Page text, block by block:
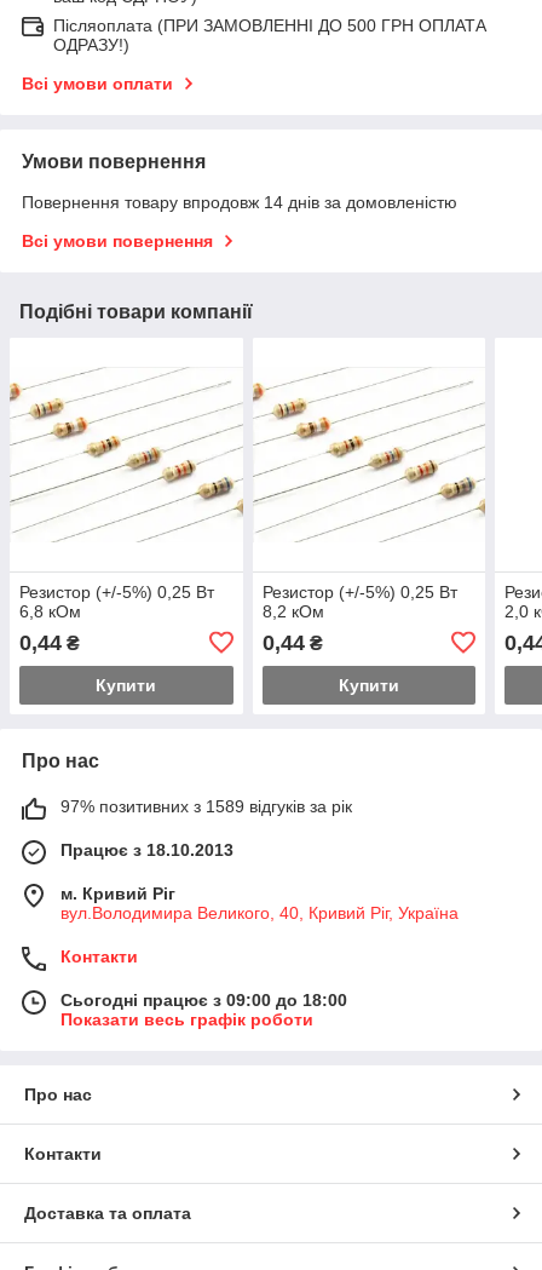
Післяоплата (ПРИ ЗАМОВЛЕННІ ДО 500 ГРН ОПЛАТА
ОДРАЗУ!)
Всі умови оплати
Умови повернення
Повернення товару впродовж 14 днів за домовленістю
Всі умови повернення
Подібні товари компанії
Резистор (+/-5%) 0,25 Вт
6,8 кОм
0,44 ₴
Купити
Резистор (+/-5%) 0,25 Вт
8,2 кОм
0,44₴
Купити
2,0
Про нас
97% позитивних з 1589 відгуків за рік
Працює з 18.10.2013
м. Кривий Ріг
вул.Володимира Великого, 40, Кривий Ріг, Україна
Контакти
Сьогодні працює з 09:00 до 18:00
Показати весь графік роботи
Про нас
Контакти
Доставка та оплата